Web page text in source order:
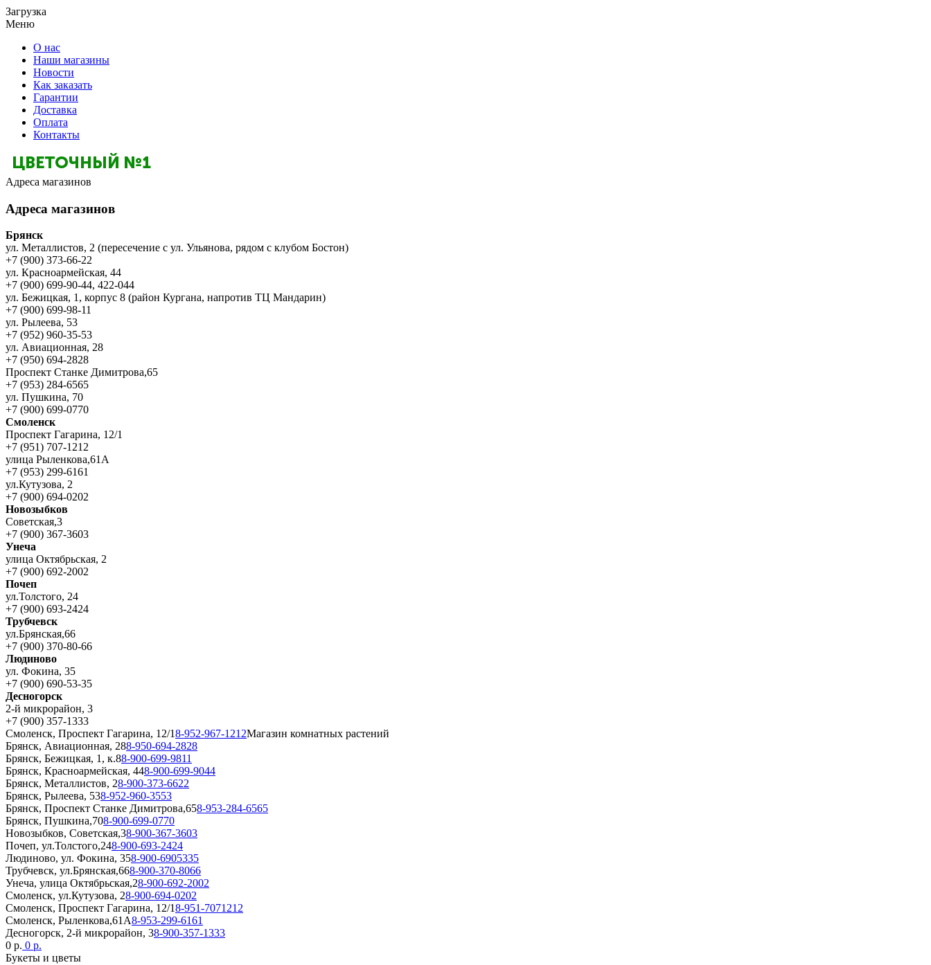
Загрузка
Меню
О нас
Наши магазины
Новости
Как заказать
Гарантии
Доставка
Оплата
Контакты
Адреса магазинов
Адреса магазинов
Брянск
ул. Металлистов, 2 (пересечение с ул. Ульянова, рядом с клубом Бостон)
+7 (900) 373-66-22
ул. Красноармейская, 44
+7 (900) 699-90-44, 422-044
ул. Бежицкая, 1, корпус 8 (район Кургана, напротив ТЦ Мандарин)
+7 (900) 699-98-11
ул. Рылеева, 53
+7 (952) 960-35-53
ул. Авиационная, 28
+7 (950) 694-2828
Проспект Станке Димитрова,65
+7 (953) 284-6565
ул. Пушкина, 70
+7 (900) 699-0770
Смоленск
Проспект Гагарина, 12/1
+7 (951) 707-1212
улица Рыленкова,61А
+7 (953) 299-6161
ул.Кутузова, 2
+7 (900) 694-0202
Новозыбков
Советская,3
+7 (900) 367-3603
Унеча
улица Октябрьская, 2
+7 (900) 692-2002
Почеп
ул.Толстого, 24
+7 (900) 693-2424
Трубчевск
ул.Брянская,66
+7 (900) 370-80-66
Людиново
ул. Фокина, 35
+7 (900) 690-53-35
Десногорск
2-й микрорайон, 3
+7 (900) 357-1333
Смоленск, Проспект Гагарина, 12/18-952-967-1212Магазин комнатных растений
Брянск, Авиационная, 288-950-694-2828
Брянск, Бежицкая, 1, к.88-900-699-9811
Брянск, Красноармейская, 448-900-699-9044
Брянск, Металлистов, 28-900-373-6622
Брянск, Рылеева, 538-952-960-3553
Брянск, Проспект Станке Димитрова,658-953-284-6565
Брянск, Пушкина,708-900-699-0770
Новозыбков, Советская,38-900-367-3603
Почеп, ул.Толстого,248-900-693-2424
Людиново, ул. Фокина, 358-900-6905335
Трубчевск, ул.Брянская,668-900-370-8066
Унеча, улица Октябрьская,28-900-692-2002
Смоленск, ул.Кутузова, 28-900-694-0202
Смоленск, Проспект Гагарина, 12/18-951-7071212
Смоленск, Рыленкова,61А8-953-299-6161
Десногорск, 2-й микрорайон, 38-900-357-1333
0 р. 0 р.
Букеты и цветы